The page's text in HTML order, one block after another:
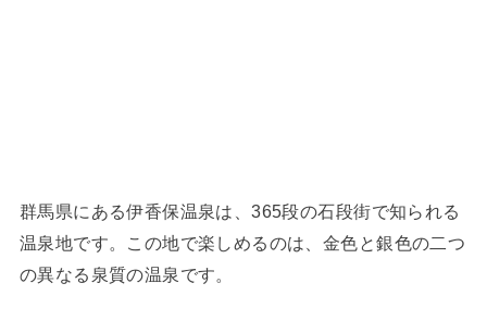
群馬県にある伊香保温泉は、365段の石段街で知られる
温泉地です。この地で楽しめるのは、金色と銀色の二つ
の異なる泉質の温泉です。